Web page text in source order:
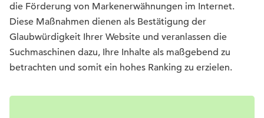
die Förderung von Markenerwähnungen im Internet.
Diese Maßnahmen dienen als Bestätigung der
Glaubwürdigkeit Ihrer Website und veranlassen die
Suchmaschinen dazu, Ihre Inhalte als maßgebend zu
betrachten und somit ein hohes Ranking zu erzielen.